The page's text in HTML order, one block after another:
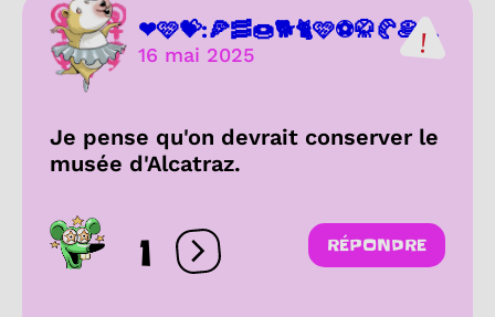
❤🩷💝:🍕🥓🍩🐕🐈🩷⚽🥋🥐🥞...
16 mai 2025
Je pense qu'on devrait conserver le
musée d'Alcatraz.
1 Ouvrir les réactions
RÉPONDRE